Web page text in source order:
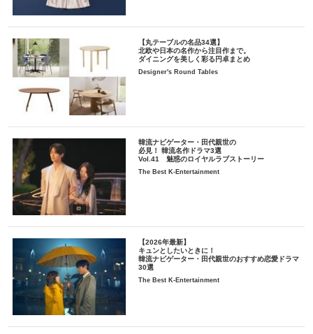
【丸テーブルの名品34選】
北欧や日本の名作から注目作まで。
ダイニングを美しく彩る円卓まとめ
Designer's Round Tables
韓流ナビゲーター・田代親世の
必見！ 韓流名作ドラマ3選
Vol.41 魅惑のロイヤルラブストーリー
The Best K-Entertainment
【2026年最新】
キュンとしたいときに！
韓流ナビゲーター・田代親世のおすすめ恋愛ドラマ
30選
The Best K-Entertainment